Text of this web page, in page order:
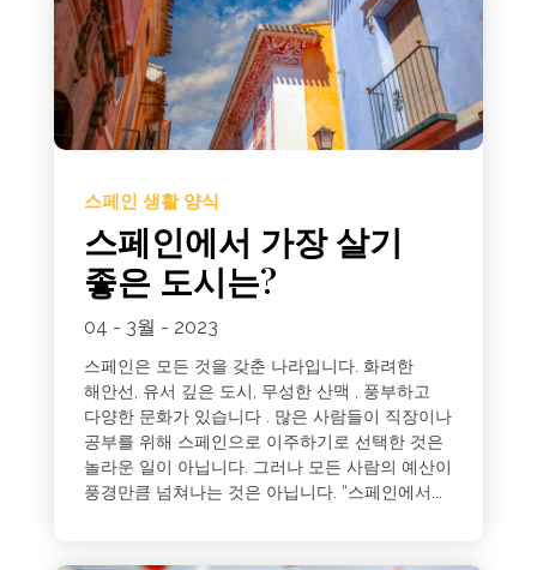
스페인 생활 양식
스페인에서 가장 살기
좋은 도시는?
04 - 3월 - 2023
스페인은 모든 것을 갖춘 나라입니다. 화려한
해안선, 유서 깊은 도시, 무성한 산맥 , 풍부하고
다양한 문화가 있습니다 . 많은 사람들이 직장이나
공부를 위해 스페인으로 이주하기로 선택한 것은
놀라운 일이 아닙니다. 그러나 모든 사람의 예산이
풍경만큼 넘쳐나는 것은 아닙니다. “스페인에서...